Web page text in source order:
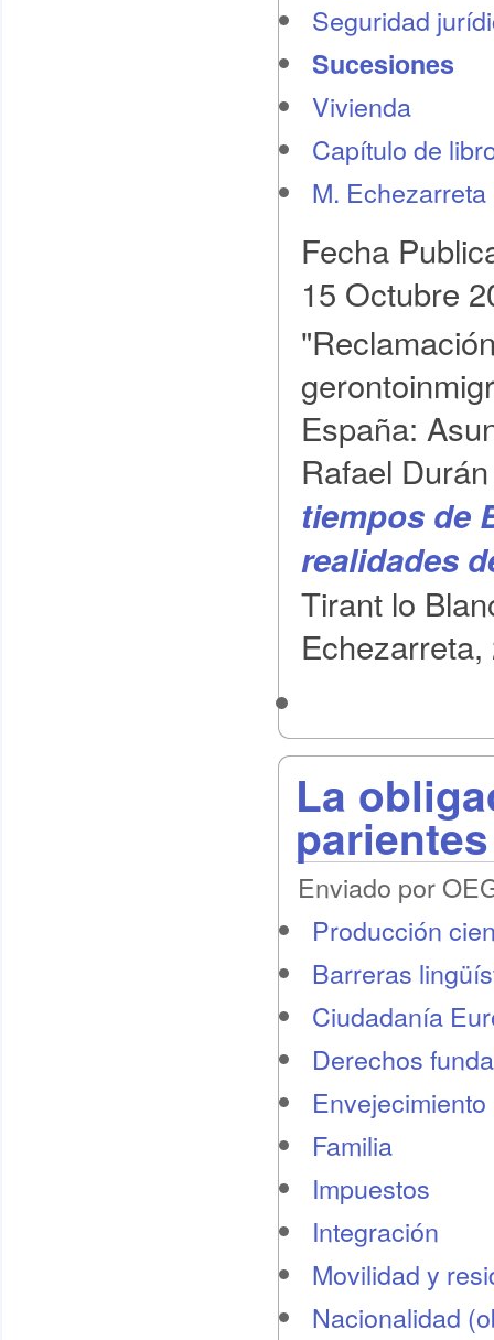
Seguridad
Sucesiones
Vivienda
Capítulo de
M. Echezarreta
Fecha
15 Octubre
España:
Rafael
tiempos de
realidades
Tirant lo
Echezarreta,
La
parientes
Enviado por
Producción
Barreras
Ciudadanía
Derechos
Familia
Impuestos
Integración
Movilidad y
Nacionalidad